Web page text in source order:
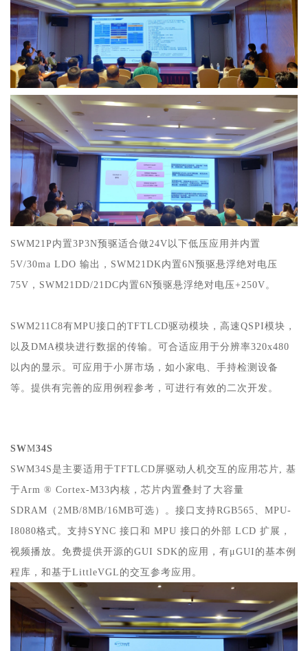
SWM21P内置3P3N预驱适合做24V以下低压应用并内置
5V/30ma LDO 输出，SWM21DK内置6N预驱悬浮绝对电压
75V，SWM21DD/21DC内置6N预驱悬浮绝对电压+250V。
SWM211C8有MPU接口的TFTLCD驱动模块，高速QSPI模块，
以及DMA模块进行数据的传输。可合适应用于分辨率320x480
以内的显示。可应用于小屏市场，如小家电、手持检测设备
等。提供有完善的应用例程参考，可进行有效的二次开发。
SWM34S
SWM34S是主要适用于TFTLCD屏驱动人机交互的应用芯片, 基
于Arm ® Cortex-M33内核，芯片内置叠封了大容量
SDRAM（2MB/8MB/16MB可选）。接口支持RGB565、MPU-
I8080格式。支持SYNC 接口和 MPU 接口的外部 LCD 扩展，
视频播放。免费提供开源的GUI SDK的应用，有μGUI的基本例
程库，和基于LittleVGL的交互参考应用。